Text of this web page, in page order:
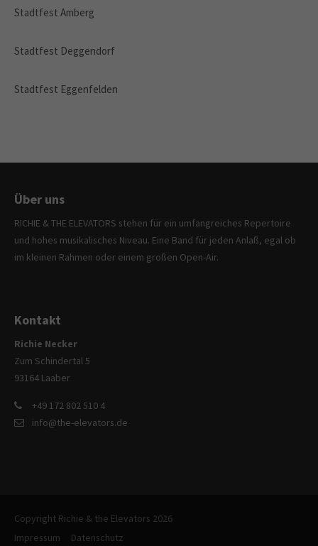
Stadtfest Amberg
Stadtfest Deggendorf
Stadtfest Eggenfelden
Über uns
RICHIE & THE ELEVATORS stehen für ein umfangreiches Repertoire
und hohes musikalisches Niveau. Eine Band für jeden Anlaß, egal ob
im kleinen Rahmen oder einem großen Open-Air.
Kontakt
Richie Necker
Zum Schindertal 5
93164 Laaber
+49 172 802 510 4
info@the-elevators.de
Copyright Richie & the Elevators 2026
Impressum
Datenschutz